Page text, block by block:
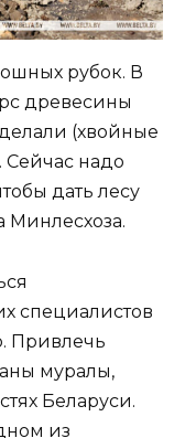
рубок. В
древесины
(хвойные
Сейчас надо
дать лесу
Минлесхоза.
специалистов
Привлечь
муралы,
Беларуси.
из